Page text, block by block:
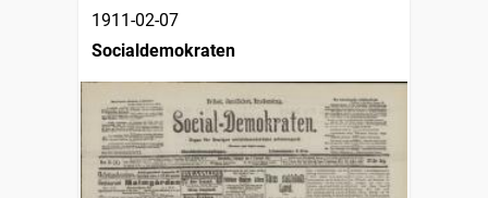
1911-02-07
Socialdemokraten